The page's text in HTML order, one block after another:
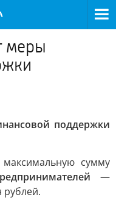
меры
поддержки
сумму
—
рублей.